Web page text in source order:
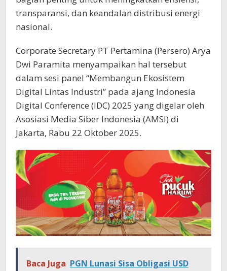
transparansi, dan keandalan distribusi energi
nasional.
Corporate Secretary PT Pertamina (Persero) Arya
Dwi Paramita menyampaikan hal tersebut
dalam sesi panel “Membangun Ekosistem
Digital Lintas Industri” pada ajang Indonesia
Digital Conference (IDC) 2025 yang digelar oleh
Asosiasi Media Siber Indonesia (AMSI) di
Jakarta, Rabu 22 Oktober 2025.
Baca Juga PGN Lunasi Sisa Obligasi USD